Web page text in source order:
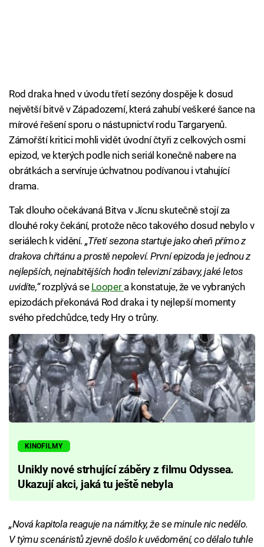
Rod draka hned v úvodu třetí sezóny dospěje k dosud
největší bitvě v Západozemí, která zahubí veškeré šance na
mírové řešení sporu o nástupnictví rodu Targaryenů.
Zámořští kritici mohli vidět úvodní čtyři z celkových osmi
epizod, ve kterých podle nich seriál konečně nabere na
obrátkách a servíruje úchvatnou podívanou i vtahující
drama.
Tak dlouho očekávaná Bitva v Jícnu skutečně stojí za
dlouhé roky čekání, protože něco takového dosud nebylo v
seriálech k vidění. „Třetí sezona startuje jako oheň přímo z
drakova chřtánu a prostě nepoleví. První epizoda je jednou z
nejlepších, nejnabitějších hodin televizní zábavy, jaké letos
uvidíte,“rozplývá se Looper a konstatuje, že ve vybraných
epizodách překonává Rod draka i ty nejlepší momenty
svého předchůdce, tedy Hry o trůny.
KINOFILMY
Unikly nové strhující záběry z filmu Odyssea.
Ukazují akci, jaká tu ještě nebyla
„Nová kapitola reaguje na námitky, že se minule nic nedělo.
V týmu scenáristů zjevně došlo k uvědomění, co dělalo tuhle